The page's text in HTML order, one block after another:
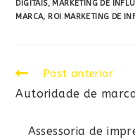
DIGITAIS, MARKETING DE
MARCA, ROI MARKETING DE
Post anterior
Autoridade de
Assessoria de